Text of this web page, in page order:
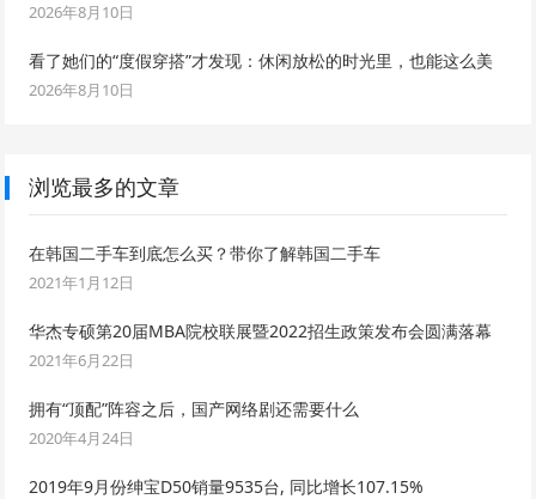
2026年8月10日
看了她们的“度假穿搭”才发现：休闲放松的时光里，也能这么美
2026年8月10日
浏览最多的文章
在韩国二手车到底怎么买？带你了解韩国二手车
2021年1月12日
华杰专硕第20届MBA院校联展暨2022招生政策发布会圆满落幕
2021年6月22日
拥有“顶配”阵容之后，国产网络剧还需要什么
2020年4月24日
2019年9月份绅宝D50销量9535台, 同比增长107.15%